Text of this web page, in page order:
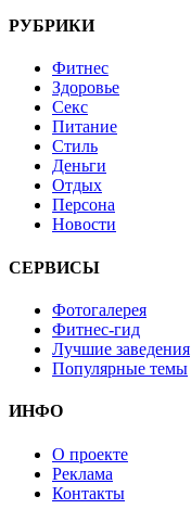
РУБРИКИ
Фитнес
Здоровье
Секс
Питание
Стиль
Деньги
Отдых
Персона
Новости
СЕРВИСЫ
Фотогалерея
Фитнес-гид
Лучшие заведения
Популярные темы
ИНФО
О проекте
Реклама
Контакты